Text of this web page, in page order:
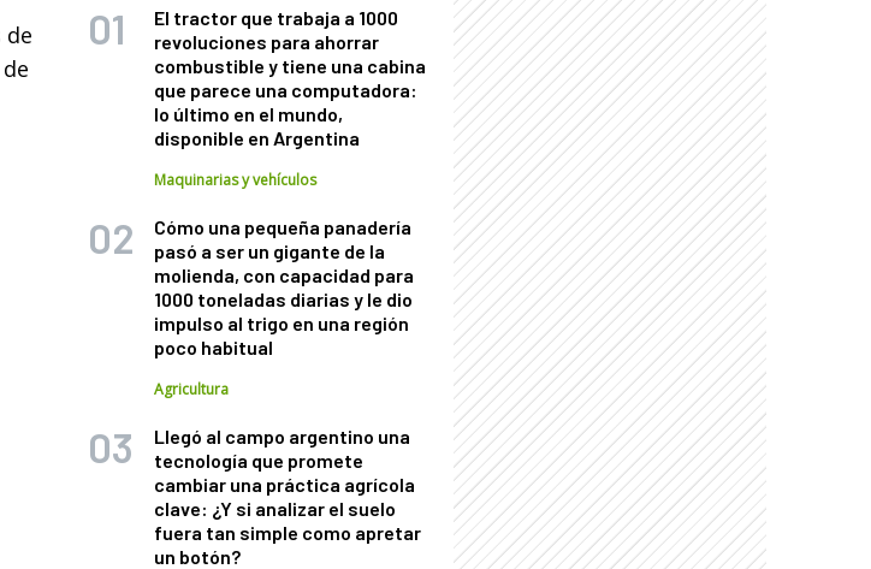
El tractor que trabaja a 1000
revoluciones para ahorrar
combustible y tiene una cabina
que parece una computadora:
lo último en el mundo,
disponible en Argentina
Maquinarias y vehículos
Cómo una pequeña panadería
pasó a ser un gigante de la
molienda, con capacidad para
1000 toneladas diarias y le dio
impulso al trigo en una región
poco habitual
Agricultura
Llegó al campo argentino una
tecnología que promete
cambiar una práctica agrícola
clave: ¿Y si analizar el suelo
fuera tan simple como apretar
un botón?